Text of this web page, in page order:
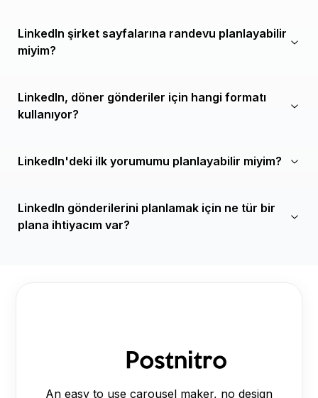
LinkedIn şirket sayfalarına randevu planlayabilir
miyim?
LinkedIn, döner gönderiler için hangi formatı
kullanıyor?
LinkedIn'deki ilk yorumumu planlayabilir miyim?
LinkedIn gönderilerini planlamak için ne tür bir
plana ihtiyacım var?
An easy to use carousel maker, no design